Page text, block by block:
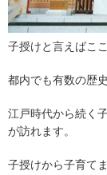
子授けと言えばこ
都内でも有数の歴
江戸時代から続く
が訪れます。
子授けから子育て